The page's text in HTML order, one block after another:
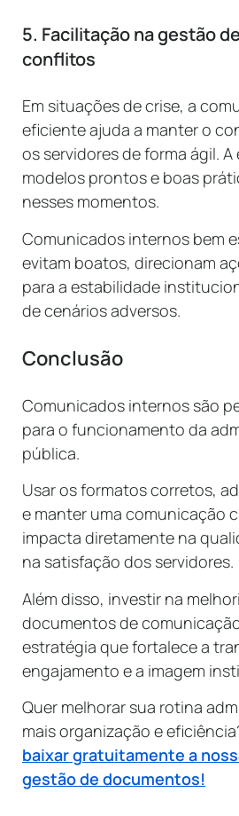
5. Facilitação na gestão
conflitos
Em situações de crise, a
eficiente ajuda a manter o
os servidores de forma ágil.
modelos prontos e boas
nesses momentos.
Comunicados internos bem
evitam boatos, direcionam
para a estabilidade
de cenários adversos.
Conclusão
Comunicados internos são
para o funcionamento da
pública.
Usar os formatos corretos,
e manter uma comunicação
impacta diretamente na
na satisfação dos servidores.
Além disso, investir na
documentos de
estratégia que fortalece a
engajamento e a imagem
Quer melhorar sua rotina
mais organização e
baixar gratuitamente a
gestão de documentos!